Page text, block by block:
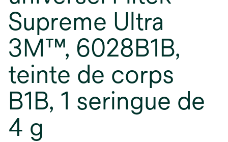
Supreme Ultra
3M™, 6028B1B,
teinte de corps
B1B, 1 seringue de
4 g